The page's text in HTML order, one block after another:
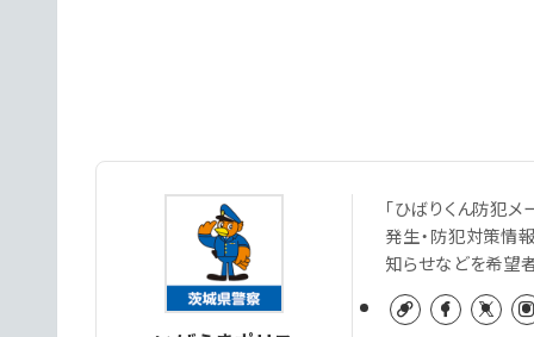
「ひばりくん防犯
発生・防犯対策情
知らせなどを希望